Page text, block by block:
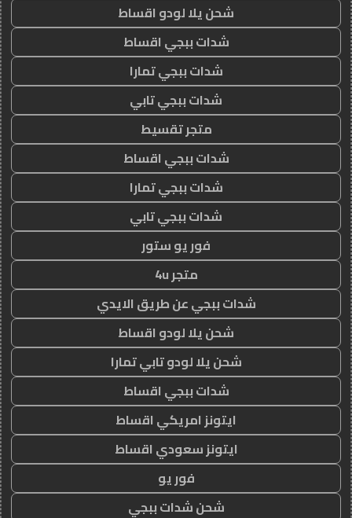
شحن يلا لودو اقساط
شدات ببجي اقساط
شدات ببجي تمارا
شدات ببجي تابي
متجر تقسيط
شدات ببجي اقساط
شدات ببجي تمارا
شدات ببجي تابي
فور يو ستور
متجر 4u
شدات ببجي عن طريق الايدي
شحن يلا لودو اقساط
شحن يلا لودو تابي تمارا
شدات ببجي اقساط
ايتونز امريكي اقساط
ايتونز سعودي اقساط
فور يو
شحن شدات ببجي